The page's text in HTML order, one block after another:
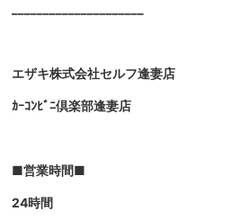
エザキ株式会社セルフ逢妻店
ｶｰｺﾝﾋﾞﾆ倶楽部逢妻店
■営業時間■
24時間